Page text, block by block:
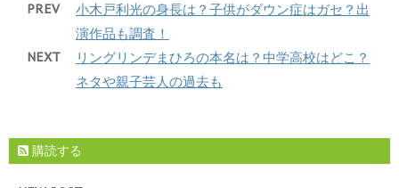
PREV
小木戸利光の身長は？子供がダウン症はガセ？出
演作品も調査！
NEXT
リングリンデまひろの本名は？中学高校はどこ？
ネタや親子芸人の過去も
購読する